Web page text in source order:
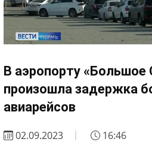
В аэропорту «Большое
произошла задержка
авиарейсов
02.09.2023 16:46